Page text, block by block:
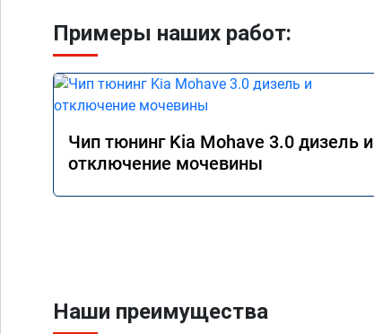
Примеры наших работ:
Чип тюнинг Kia Mohave 3.0 дизель и
отключение мочевины
Наши преимущества